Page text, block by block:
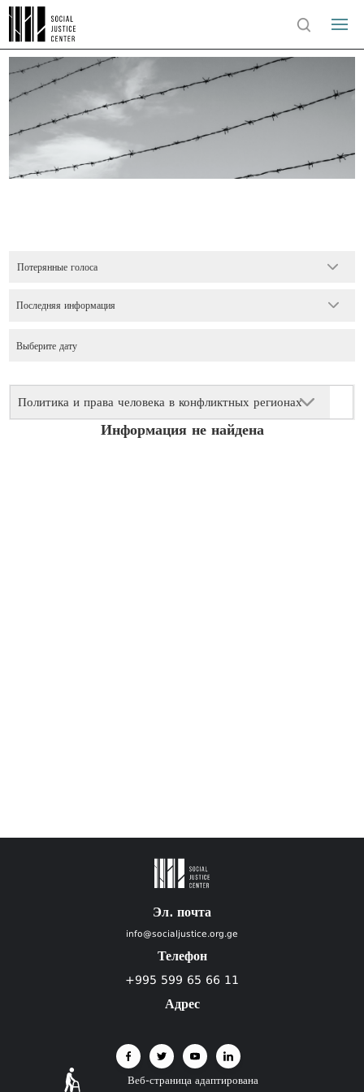
Потерянные голоса
Политика и права человека в конфликтных регионах
Последняя информация
Информация не найдена
Эл. почта
info@socialjustice.org.ge
Телефон
+995 599 65 66 11
Адрес
Веб-страница адаптирована